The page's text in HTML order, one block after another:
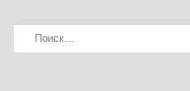
Найти: